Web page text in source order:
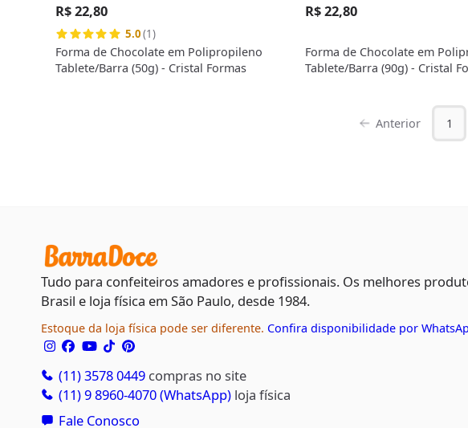
R$ 22,80
5.0(1)
Forma de Chocolate em Polipropileno
Tablete/Barra (50g) - Cristal Formas
R$ 22,80
Forma de Chocolate em
Tablete/Barra (90g) - Cristal
Anterior 1
Tudo para confeiteiros amadores e profissionais. Os melhores
Brasil e loja física em São Paulo, desde 1984.
Estoque da loja física pode ser diferente. Confira disponibilidade por
(11) 3578 0449 compras no site
(11) 9 8960-4070 (WhatsApp) loja física
Fale Conosco